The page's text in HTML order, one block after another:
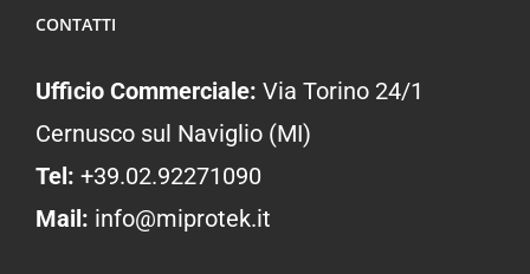
CONTATTI
Ufficio Commerciale: Via Torino 24/1
Cernusco sul Naviglio (MI)
Tel: +39.02.92271090
Mail: info@miprotek.it